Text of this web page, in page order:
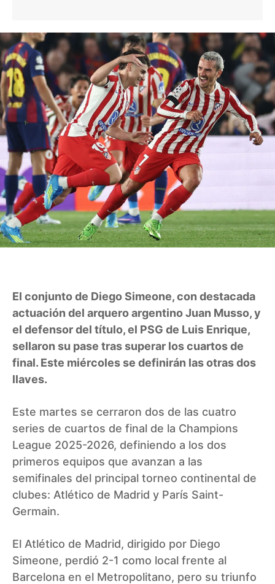
El conjunto de Diego Simeone, con destacada
actuación del arquero argentino Juan Musso, y
el defensor del título, el PSG de Luis Enrique,
sellaron su pase tras superar los cuartos de
final. Este miércoles se definirán las otras dos
llaves.
Este martes se cerraron dos de las cuatro
series de cuartos de final de la Champions
League 2025-2026, definiendo a los dos
primeros equipos que avanzan a las
semifinales del principal torneo continental de
clubes: Atlético de Madrid y París Saint-
Germain.
El Atlético de Madrid, dirigido por Diego
Simeone, perdió 2-1 como local frente al
Barcelona en el Metropolitano, pero su triunfo